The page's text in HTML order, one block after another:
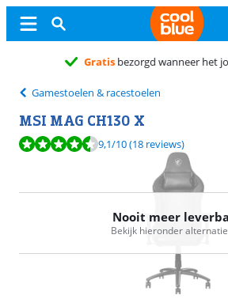
het jou uitkomt
Gamestoelen & racestoelen
MSI MAG CH130 X
Beoordeling is 9,1 van de 10, gebaseerd op 18
9,1/10(18 reviews)
Nooit meer
Bekijk hieronder